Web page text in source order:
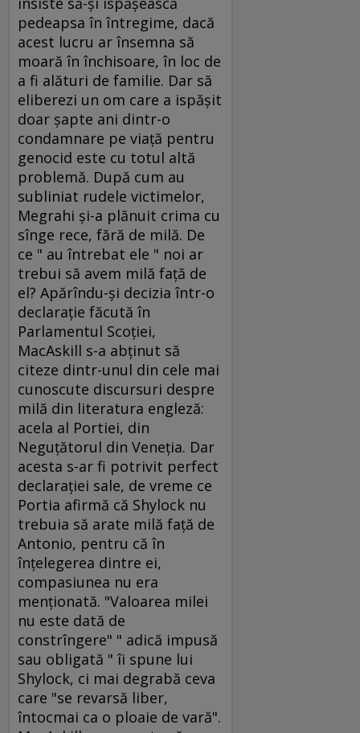
pedeapsa în întregime, dacă
acest lucru ar însemna să
moară în închisoare, în loc de
a fi alături de familie. Dar să
eliberezi un om care a ispăşit
doar şapte ani dintr-o
condamnare pe viaţă pentru
genocid este cu totul altă
problemă. După cum au
subliniat rudele victimelor,
Megrahi şi-a plănuit crima cu
sînge rece, fără de milă. De
ce " au întrebat ele " noi ar
trebui să avem milă faţă de
el? Apărîndu-şi decizia într-o
declaraţie făcută în
Parlamentul Scoţiei,
MacAskill s-a abţinut să
citeze dintr-unul din cele mai
cunoscute discursuri despre
milă din literatura engleză:
acela al Portiei, din
Neguţătorul din Veneţia. Dar
acesta s-ar fi potrivit perfect
declaraţiei sale, de vreme ce
Portia afirmă că Shylock nu
trebuia să arate milă faţă de
Antonio, pentru că în
înţelegerea dintre ei,
compasiunea nu era
menţionată. "Valoarea milei
nu este dată de
constrîngere" " adică impusă
sau obligată " îi spune lui
Shylock, ci mai degrabă ceva
care "se revarsă liber,
întocmai ca o ploaie de vară".